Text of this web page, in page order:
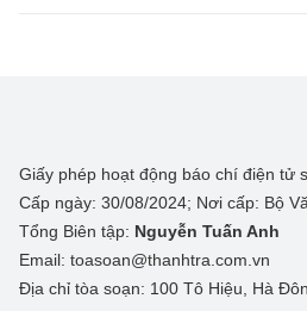
Giấy phép hoạt động báo chí điện tử
Cấp ngày: 30/08/2024; Nơi cấp: Bộ
Tổng Biên tập: Nguyễn Tuấn Anh
Email: toasoan@thanhtra.com.vn
Địa chỉ tòa soạn: 100 Tô Hiệu, Hà